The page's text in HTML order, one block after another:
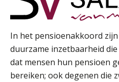
In het pensioenakkoord
duurzame inzetbaarheid
dat mensen hun pensioen
bereiken; ook degenen die